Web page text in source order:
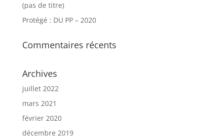
(pas de titre)
Protégé : DU PP – 2020
Commentaires récents
Archives
juillet 2022
mars 2021
février 2020
décembre 2019